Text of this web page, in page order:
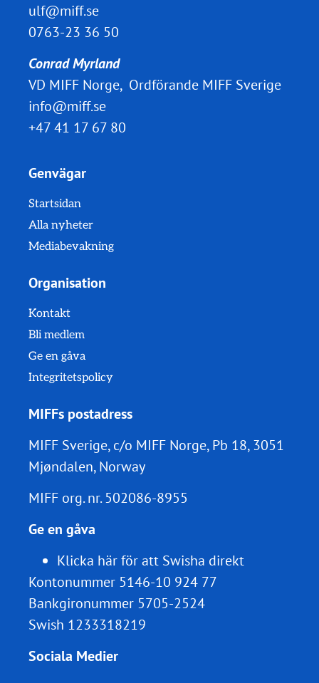
ulf@miff.se
0763-23 36 50
Conrad Myrland
VD MIFF Norge, Ordförande MIFF Sverige
info@miff.se
+47 41 17 67 80
Genvägar
Startsidan
Alla nyheter
Mediabevakning
Organisation
Kontakt
Bli medlem
Ge en gåva
Integritetspolicy
MIFFs postadress
MIFF Sverige, c/o MIFF Norge, Pb 18, 3051
Mjøndalen, Norway
MIFF org. nr.502086-8955
Ge en gåva
Klicka här för att Swisha direkt
Kontonummer 5146-10 924 77
Bankgironummer 5705-2524
Swish 1233318219
Sociala Medier